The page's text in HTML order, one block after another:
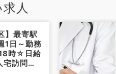
人
】最寄駅
1日～勤務
時☆日給
訪問診